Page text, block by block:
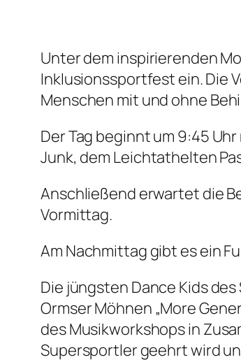
Unter dem inspirierenden
Inklusionssportfest ein. Die
Menschen mit und ohne
Der Tag beginnt um 9:45
Junk, dem Leichtathelten
Anschließend erwartet die
Vormittag.
Am Nachmittag gibt es ein
Die jüngsten Dance Kids
Ormser Möhnen „More
des Musikworkshops in
Supersportler geehrt wird